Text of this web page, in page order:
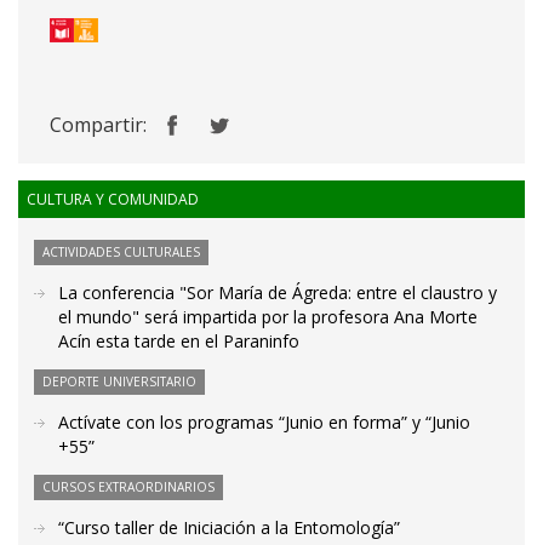
Compartir:
CULTURA Y COMUNIDAD
ACTIVIDADES CULTURALES
La conferencia "Sor María de Ágreda: entre el claustro y
el mundo" será impartida por la profesora Ana Morte
Acín esta tarde en el Paraninfo
DEPORTE UNIVERSITARIO
Actívate con los programas “Junio en forma” y “Junio
+55”
CURSOS EXTRAORDINARIOS
“Curso taller de Iniciación a la Entomología”